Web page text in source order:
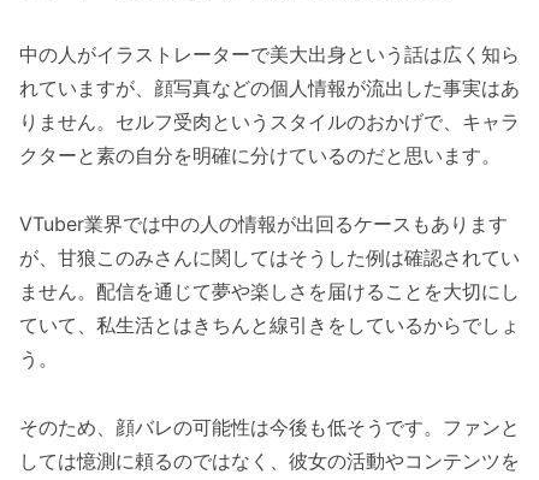
中の人がイラストレーターで美大出身という話は広く知ら
れていますが、顔写真などの個人情報が流出した事実はあ
りません。セルフ受肉というスタイルのおかげで、キャラ
クターと素の自分を明確に分けているのだと思います。
VTuber業界では中の人の情報が出回るケースもあります
が、甘狼このみさんに関してはそうした例は確認されてい
ません。配信を通じて夢や楽しさを届けることを大切にし
ていて、私生活とはきちんと線引きをしているからでしょ
う。
そのため、顔バレの可能性は今後も低そうです。ファンと
しては憶測に頼るのではなく、彼女の活動やコンテンツを